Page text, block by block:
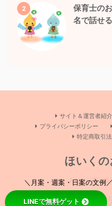
2
保育士の
名で話せ
サイト＆運営者紹介
プライバシーポリシー
特定商取引
ほいくの
あなたに寄り添
Copyright© ほいくのおまもり ,
＼月案・週案・日案の文
LINEで無料ゲット